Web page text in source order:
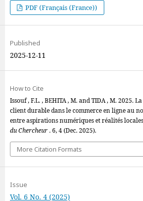
PDF (Français (France))
Published
2025-12-11
How to Cite
Issouf , F.L. , BEHITA , M. and TIDA , M. 2025.
client durable dans le commerce en ligne au
entre aspirations numériques et réalités
du Chercheur. 6, 4 (Dec. 2025).
More Citation Formats
Issue
Vol. 6 No. 4 (2025)